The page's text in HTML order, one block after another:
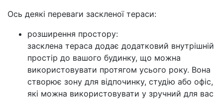
Ось деякі переваги заскленої тераси:
розширення простору:
засклена тераса додає додатковий внутрішній
простір до вашого будинку, що можна
використовувати протягом усього року. Вона
створює зону для відпочинку, студію або офіс,
які можна використовувати у зручний для вас